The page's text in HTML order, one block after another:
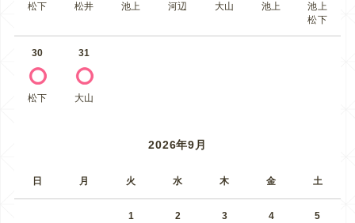
松下 松井 池上 河辺 大山 池上
池上
松下
30
松下
31
大山
2026年9月
日 月 火 水 木 金 土
1 2 3 4 5